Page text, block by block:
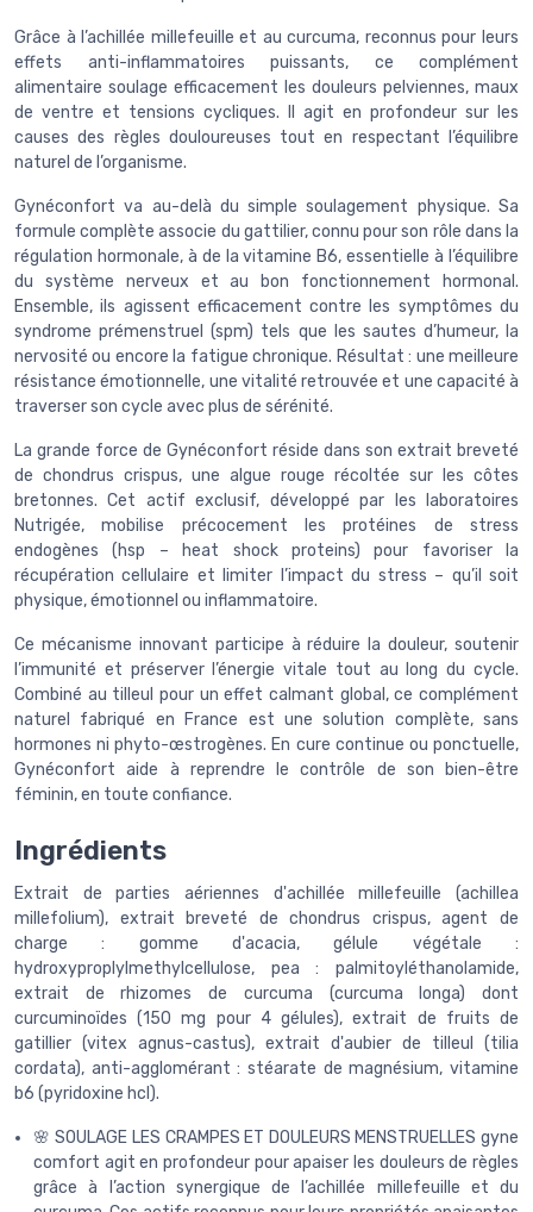
Grâce à l’achillée millefeuille et au curcuma, reconnus pour leurs
effets anti-inflammatoires puissants, ce complément
alimentaire soulage efficacement les douleurs pelviennes, maux
de ventre et tensions cycliques. Il agit en profondeur sur les
causes des règles douloureuses tout en respectant l’équilibre
naturel de l’organisme.
Gynéconfort va au-delà du simple soulagement physique. Sa
formule complète associe du gattilier, connu pour son rôle dans la
régulation hormonale, à de la vitamine B6, essentielle à l’équilibre
du système nerveux et au bon fonctionnement hormonal.
Ensemble, ils agissent efficacement contre les symptômes du
syndrome prémenstruel (spm) tels que les sautes d’humeur, la
nervosité ou encore la fatigue chronique. Résultat : une meilleure
résistance émotionnelle, une vitalité retrouvée et une capacité à
traverser son cycle avec plus de sérénité.
La grande force de Gynéconfort réside dans son extrait breveté
de chondrus crispus, une algue rouge récoltée sur les côtes
bretonnes. Cet actif exclusif, développé par les laboratoires
Nutrigée, mobilise précocement les protéines de stress
endogènes (hsp – heat shock proteins) pour favoriser la
récupération cellulaire et limiter l’impact du stress – qu’il soit
physique, émotionnel ou inflammatoire.
Ce mécanisme innovant participe à réduire la douleur, soutenir
l’immunité et préserver l’énergie vitale tout au long du cycle.
Combiné au tilleul pour un effet calmant global, ce complément
naturel fabriqué en France est une solution complète, sans
hormones ni phyto-œstrogènes. En cure continue ou ponctuelle,
Gynéconfort aide à reprendre le contrôle de son bien-être
féminin, en toute confiance.
Ingrédients
Extrait de parties aériennes d'achillée millefeuille (achillea
millefolium), extrait breveté de chondrus crispus, agent de
charge : gomme d'acacia, gélule végétale :
hydroxyproplylmethylcellulose, pea : palmitoyléthanolamide,
extrait de rhizomes de curcuma (curcuma longa) dont
curcuminoïdes (150 mg pour 4 gélules), extrait de fruits de
gatillier (vitex agnus-castus), extrait d'aubier de tilleul (tilia
cordata), anti-agglomérant : stéarate de magnésium, vitamine
b6 (pyridoxine hcl).
🌸 SOULAGE LES CRAMPES ET DOULEURS MENSTRUELLES gyne
comfort agit en profondeur pour apaiser les douleurs de règles
grâce à l’action synergique de l’achillée millefeuille et du